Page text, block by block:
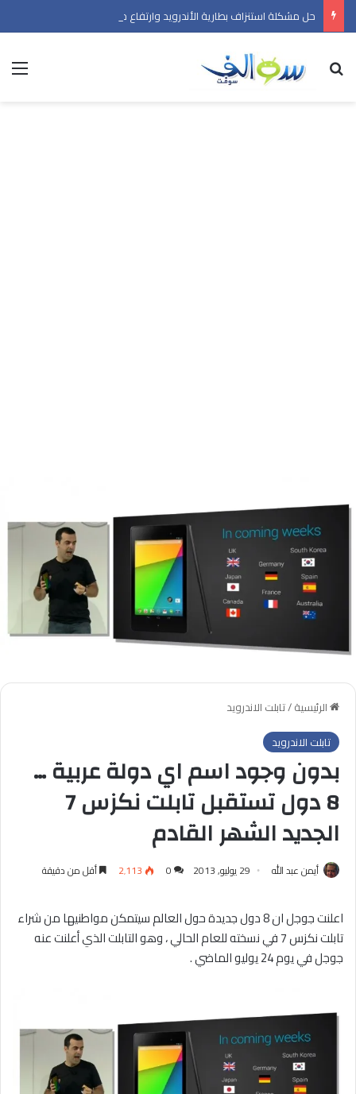
حل مشكلة استنزاف بطارية الأندرويد وارتفاع حرارة الهاتف في 2026
بحث عن
الرئيسية/تابلت الاندرويد
تابلت الاندرويد
بدون وجود اسم اي دولة عربية …
8 دول تستقبل تابلت نكزس 7
الجديد الشهر القادم
أيمن عبد الله 29 يوليو, 2013 0 2٬113 أقل من دقيقة
اعلنت جوجل ان 8 دول جديدة حول العالم سيتمكن مواطنيها من شراء
تابلت نكزس 7 في نسخته للعام الحالي ، وهو التابلت الذي أعلنت عنه
جوجل في يوم 24 يوليو الماضي .